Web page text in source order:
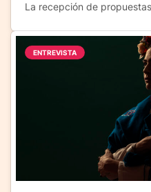
La recepción de
ENTREVISTA